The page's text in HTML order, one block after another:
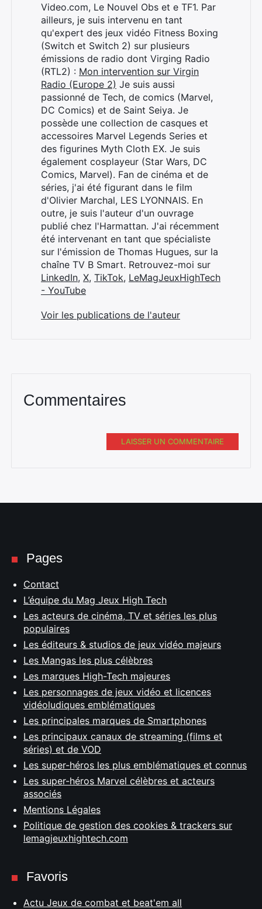
Video.com, Le Nouvel Obs et e TF1. Par
ailleurs, je suis intervenu en tant
qu'expert des jeux vidéo Fitness Boxing
(Switch et Switch 2) sur plusieurs
émissions de radio dont Virging Radio
(RTL2) : Mon intervention sur Virgin
Radio (Europe 2) Je suis aussi
passionné de Tech, de comics (Marvel,
DC Comics) et de Saint Seiya. Je
possède une collection de casques et
accessoires Marvel Legends Series et
des figurines Myth Cloth EX. Je suis
également cosplayeur (Star Wars, DC
Comics, Marvel). Fan de cinéma et de
séries, j'ai été figurant dans le film
d'Olivier Marchal, LES LYONNAIS. En
outre, je suis l'auteur d'un ouvrage
publié chez l'Harmattan. J'ai récemment
été intervenant en tant que spécialiste
sur l'émission de Thomas Hugues, sur la
chaîne TV B Smart. Retrouvez-moi sur
LinkedIn, X, TikTok, LeMagJeuxHighTech
- YouTube
Voir les publications de l'auteur
Commentaires
LAISSER UN COMMENTAIRE
Pages
Contact
L’équipe du Mag Jeux High Tech
Les acteurs de cinéma, TV et séries les plus
populaires
Les éditeurs & studios de jeux vidéo majeurs
Les Mangas les plus célèbres
Les marques High-Tech majeures
Les personnages de jeux vidéo et licences
vidéoludiques emblématiques
Les principales marques de Smartphones
Les principaux canaux de streaming (films et
séries) et de VOD
Les super-héros les plus emblématiques et connus
Les super-héros Marvel célèbres et acteurs
associés
Mentions Légales
Politique de gestion des cookies & trackers sur
lemagjeuxhightech.com
Favoris
Actu Jeux de combat et beat'em all
Rechercher
: